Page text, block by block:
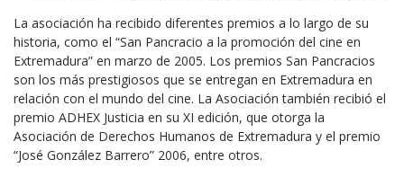
La asociación ha recibido diferentes premios a lo largo de su
historia, como el “San Pancracio a la promoción del cine en
Extremadura” en marzo de 2005. Los premios San Pancracios
son los más prestigiosos que se entregan en Extremadura en
relación con el mundo del cine. La Asociación también recibió el
premio ADHEX Justicia en su XI edición, que otorga la
Asociación de Derechos Humanos de Extremadura y el premio
“José González Barrero” 2006, entre otros.